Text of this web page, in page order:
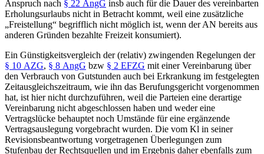
Anspruch nach § 22 AngG insb auch für die Dauer des vereinbarten
Erholungsurlaubs nicht in Betracht kommt, weil eine zusätzliche
„Freistellung“ begrifflich nicht möglich ist, wenn der AN bereits aus
anderen Gründen bezahlte Freizeit konsumiert).
Ein Günstigkeitsvergleich der (relativ) zwingenden Regelungen der
§ 10 AZG, § 8 AngG bzw § 2 EFZG mit einer Vereinbarung über
den Verbrauch von Gutstunden auch bei Erkrankung im festgelegten
Zeitausgleichszeitraum, wie ihn das Berufungsgericht vorgenommen
hat, ist hier nicht durchzuführen, weil die Parteien eine derartige
Vereinbarung nicht abgeschlossen haben und weder eine
Vertragslücke behauptet noch Umstände für eine ergänzende
Vertragsauslegung vorgebracht wurden. Die vom Kl in seiner
Revisionsbeantwortung vorgetragenen Überlegungen zum
Stufenbau der Rechtsquellen und im Ergebnis daher ebenfalls zum